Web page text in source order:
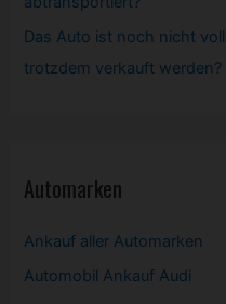
Das Auto ist noch nicht
trotzdem verkauft werden?
Automarken
Ankauf aller Automarken
Automobil Ankauf Audi